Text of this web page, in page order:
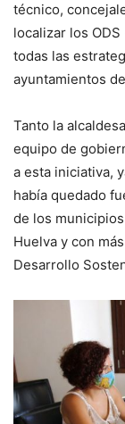
técnico,
localizar los
todas las
ayuntamientos
Tanto la
equipo de
a esta iniciativa,
había quedado
de los
Huelva y con
Desarrollo